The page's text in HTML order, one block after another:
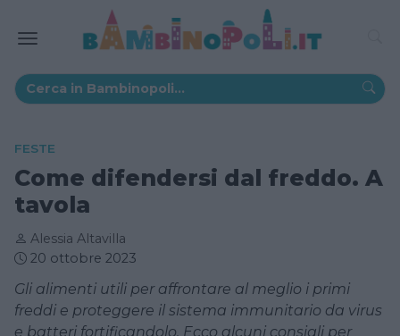
FESTE
Come difendersi dal freddo. A
tavola
Alessia Altavilla
20 ottobre 2023
Gli alimenti utili per affrontare al meglio i primi
freddi e proteggere il sistema immunitario da virus
e batteri fortificandolo. Ecco alcuni consigli per